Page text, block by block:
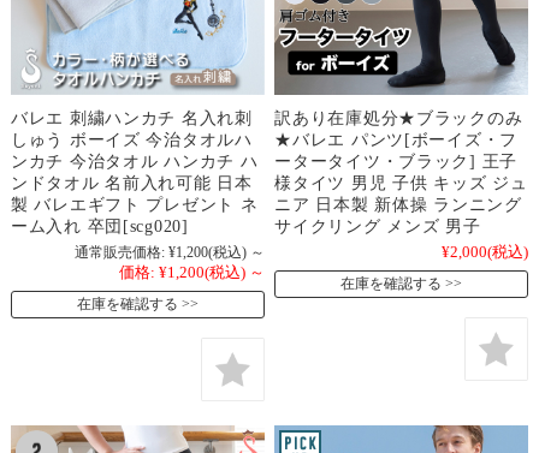
バレエ 刺繍ハンカチ 名入れ刺
しゅう ボーイズ 今治タオルハ
ンカチ 今治タオル ハンカチ ハ
ンドタオル 名前入れ可能 日本
製 バレエギフト プレゼント ネ
ーム入れ 卒団[scg020]
通常販売価格: ¥1,200(税込) ～
価格: ¥1,200(税込) ～
在庫を確認する
訳あり在庫処分★ブラックのみ
★バレエ パンツ[ボーイズ・フ
ータータイツ・ブラック] 王子
様タイツ 男児 子供 キッズ ジュ
ニア 日本製 新体操 ランニング
サイクリング メンズ 男子
¥2,000(税込)
在庫を確認する